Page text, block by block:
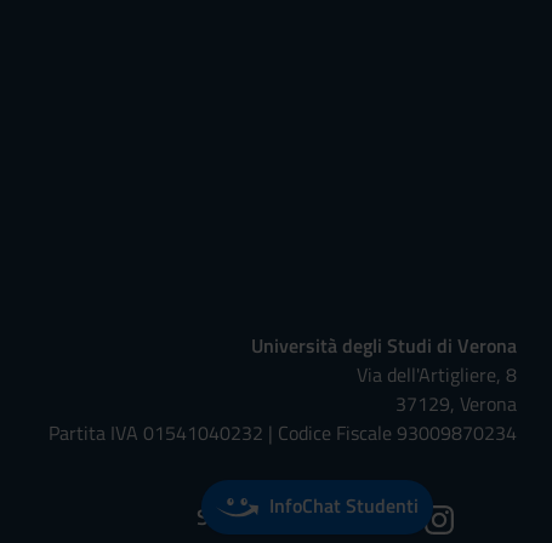
Università degli Studi di Verona
Via dell'Artigliere, 8
37129, Verona
Partita IVA 01541040232 | Codice Fiscale 93009870234
Seguici su:InfoChat Studenti